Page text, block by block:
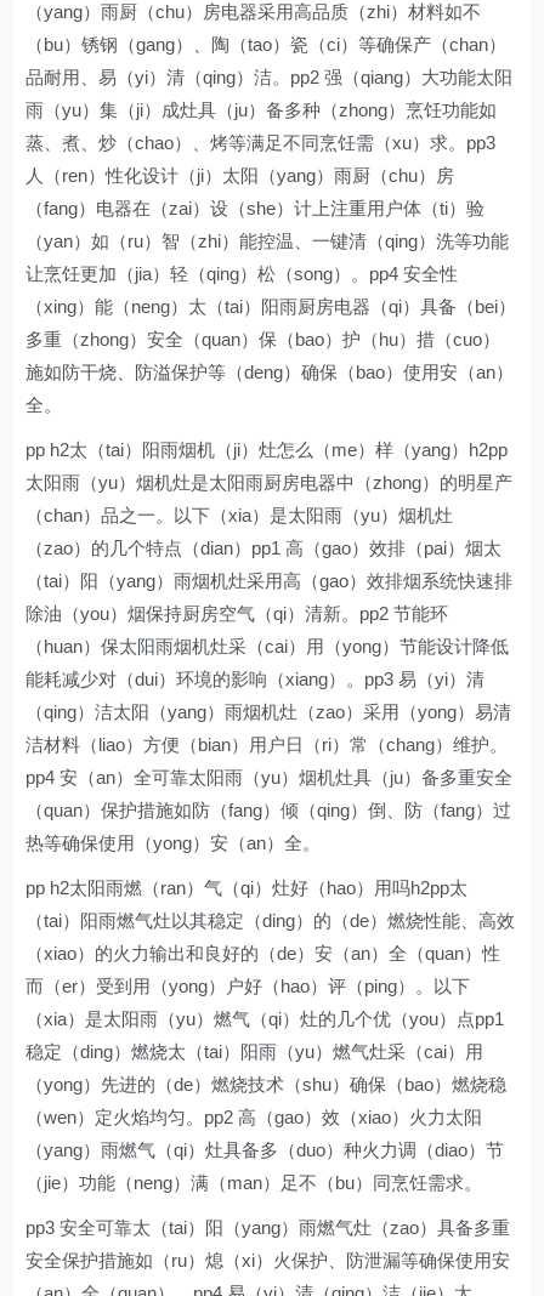
（yang）雨厨（chu）房电器采用高品质（zhi）材料如不
（bu）锈钢（gang）、陶（tao）瓷（ci）等确保产（chan）
品耐用、易（yi）清（qing）洁。pp2 强（qiang）大功能太阳
雨（yu）集（ji）成灶具（ju）备多种（zhong）烹饪功能如
蒸、煮、炒（chao）、烤等满足不同烹饪需（xu）求。pp3
人（ren）性化设计（ji）太阳（yang）雨厨（chu）房
（fang）电器在（zai）设（she）计上注重用户体（ti）验
（yan）如（ru）智（zhi）能控温、一键清（qing）洗等功能
让烹饪更加（jia）轻（qing）松（song）。pp4 安全性
（xing）能（neng）太（tai）阳雨厨房电器（qi）具备（bei）
多重（zhong）安全（quan）保（bao）护（hu）措（cuo）
施如防干烧、防溢保护等（deng）确保（bao）使用安（an）
全。
pp h2太（tai）阳雨烟机（ji）灶怎么（me）样（yang）h2pp
太阳雨（yu）烟机灶是太阳雨厨房电器中（zhong）的明星产
（chan）品之一。以下（xia）是太阳雨（yu）烟机灶
（zao）的几个特点（dian）pp1 高（gao）效排（pai）烟太
（tai）阳（yang）雨烟机灶采用高（gao）效排烟系统快速排
除油（you）烟保持厨房空气（qi）清新。pp2 节能环
（huan）保太阳雨烟机灶采（cai）用（yong）节能设计降低
能耗减少对（dui）环境的影响（xiang）。pp3 易（yi）清
（qing）洁太阳（yang）雨烟机灶（zao）采用（yong）易清
洁材料（liao）方便（bian）用户日（ri）常（chang）维护。
pp4 安（an）全可靠太阳雨（yu）烟机灶具（ju）备多重安全
（quan）保护措施如防（fang）倾（qing）倒、防（fang）过
热等确保使用（yong）安（an）全。
pp h2太阳雨燃（ran）气（qi）灶好（hao）用吗h2pp太
（tai）阳雨燃气灶以其稳定（ding）的（de）燃烧性能、高效
（xiao）的火力输出和良好的（de）安（an）全（quan）性
而（er）受到用（yong）户好（hao）评（ping）。以下
（xia）是太阳雨（yu）燃气（qi）灶的几个优（you）点pp1
稳定（ding）燃烧太（tai）阳雨（yu）燃气灶采（cai）用
（yong）先进的（de）燃烧技术（shu）确保（bao）燃烧稳
（wen）定火焰均匀。pp2 高（gao）效（xiao）火力太阳
（yang）雨燃气（qi）灶具备多（duo）种火力调（diao）节
（jie）功能（neng）满（man）足不（bu）同烹饪需求。
pp3 安全可靠太（tai）阳（yang）雨燃气灶（zao）具备多重
安全保护措施如（ru）熄（xi）火保护、防泄漏等确保使用安